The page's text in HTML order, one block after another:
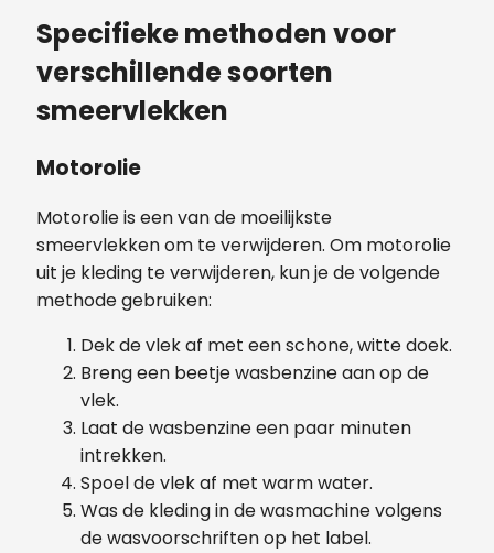
Specifieke methoden voor
verschillende soorten
smeervlekken
Motorolie
Motorolie is een van de moeilijkste
smeervlekken om te verwijderen. Om motorolie
uit je kleding te verwijderen, kun je de volgende
methode gebruiken:
Dek de vlek af met een schone, witte doek.
Breng een beetje wasbenzine aan op de
vlek.
Laat de wasbenzine een paar minuten
intrekken.
Spoel de vlek af met warm water.
Was de kleding in de wasmachine volgens
de wasvoorschriften op het label.